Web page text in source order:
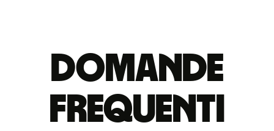
Domande
Frequenti